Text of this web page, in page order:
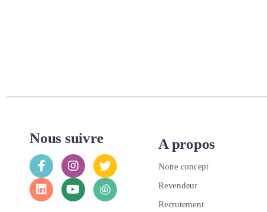
Nous suivre A propos
Notre concept
Revendeur
Recrutement